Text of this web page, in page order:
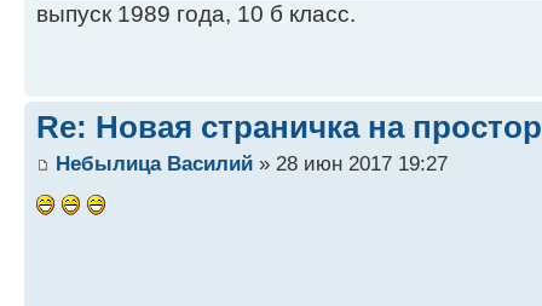
выпуск 1989 года, 10 б класс.
Re: Новая страничка на
Небылица Василий » 28 июн 2017 19:27